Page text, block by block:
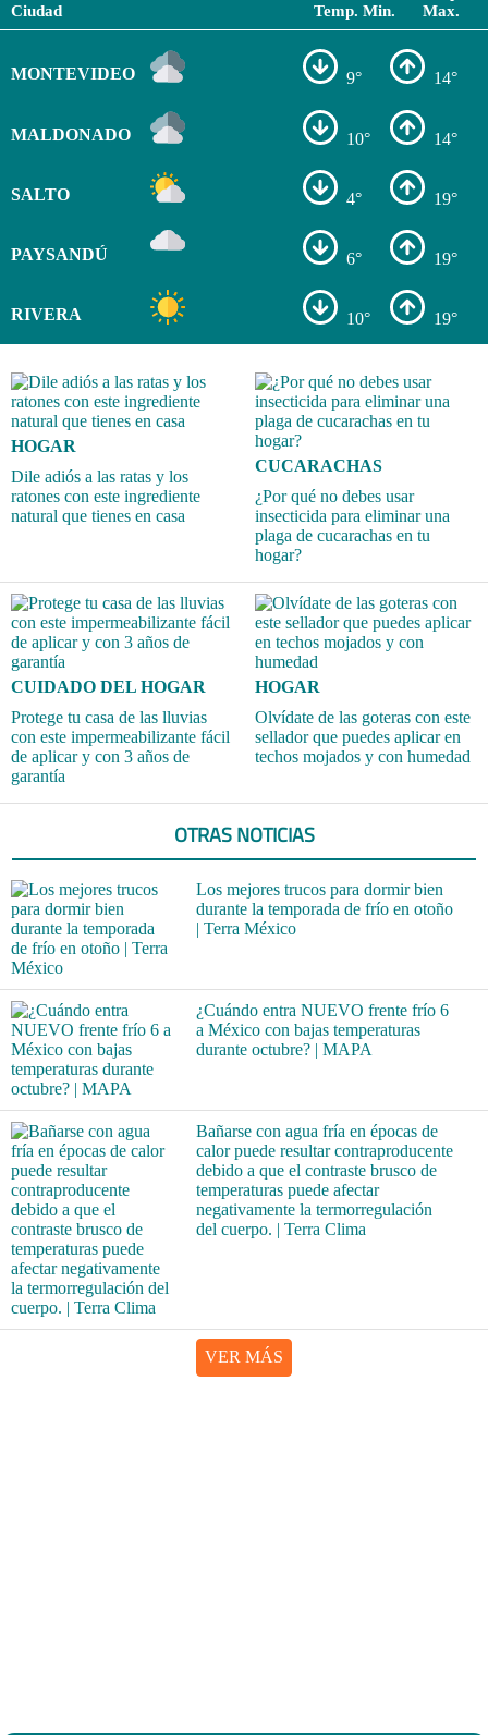
Ciudad Temp. Min.
Max.
MONTEVIDEO 9° 14°
MALDONADO 10° 14°
SALTO 4° 19°
PAYSANDÚ 6° 19°
RIVERA 10° 19°
HOGAR
Dile adiós a las ratas y los
ratones con este ingrediente
natural que tienes en casa
CUCARACHAS
¿Por qué no debes usar
insecticida para eliminar una
plaga de cucarachas en tu
hogar?
CUIDADO DEL HOGAR
Protege tu casa de las lluvias
con este impermeabilizante fácil
de aplicar y con 3 años de
garantía
HOGAR
Olvídate de las goteras con este
sellador que puedes aplicar en
techos mojados y con humedad
OTRAS NOTICIAS
Los mejores trucos para dormir bien
durante la temporada de frío en otoño
| Terra México
¿Cuándo entra NUEVO frente frío 6
a México con bajas temperaturas
durante octubre? | MAPA
Bañarse con agua fría en épocas de
calor puede resultar contraproducente
debido a que el contraste brusco de
temperaturas puede afectar
negativamente la termorregulación
del cuerpo. | Terra Clima
VER MÁS